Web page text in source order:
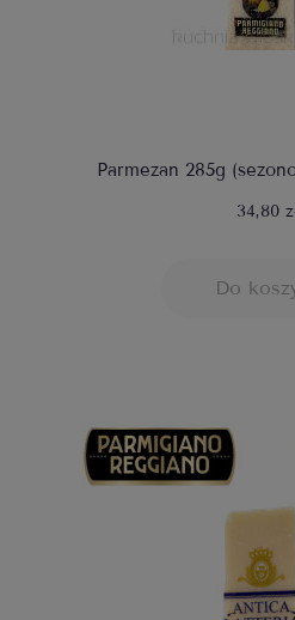
Parmezan 285g
34,80
Do